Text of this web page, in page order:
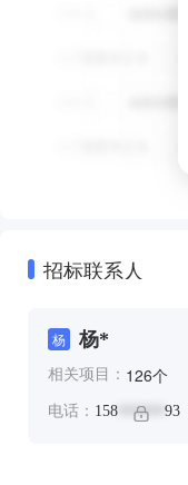
招标联系人
杨 杨*
相关项目： 126个
电话： 158 ****** 93